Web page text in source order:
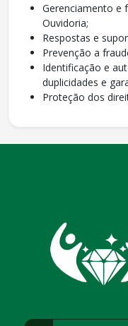
Gerenciamento e
Ouvidoria;
Respostas e
Prevenção a
Identificação e
duplicidades e
Proteção dos